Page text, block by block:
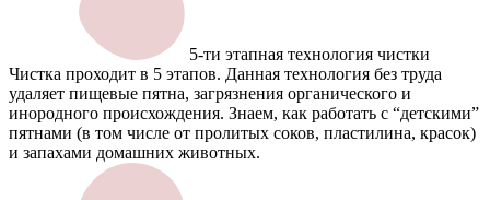
5-ти этапная технология чистки
Чистка проходит в 5 этапов. Данная технология без труда
удаляет пищевые пятна, загрязнения органического и
инородного происхождения. Знаем, как работать с “детскими”
пятнами (в том числе от пролитых соков, пластилина, красок)
и запахами домашних животных.